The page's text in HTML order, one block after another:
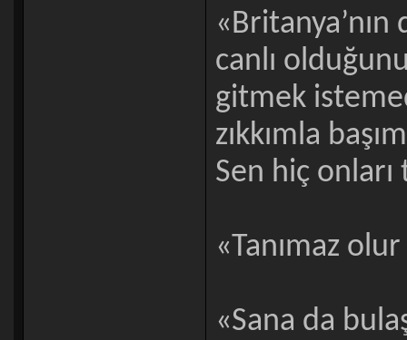
«Britanya’nın
canlı
gitmek
zıkkımla
Sen hiç onları
«Tanımaz
«Sana da